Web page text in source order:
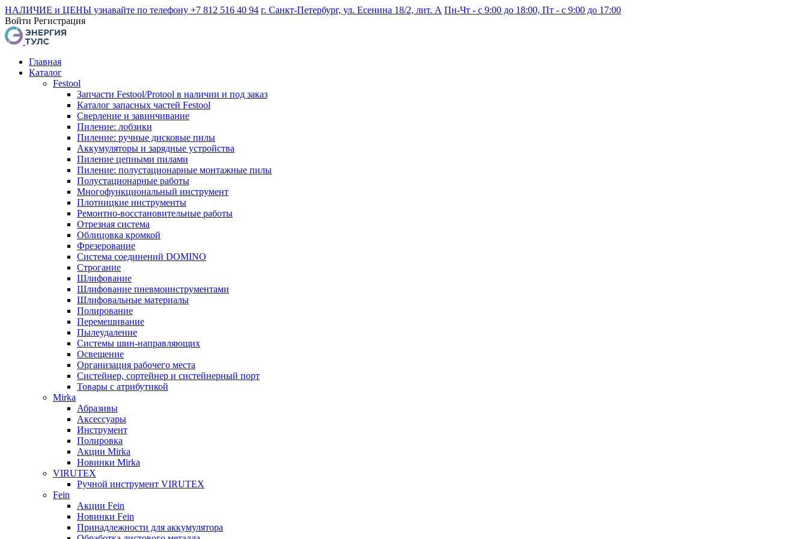
НАЛИЧИЕ и ЦЕНЫ узнавайте по телефону +7 812 516 40 94 г. Санкт-Петербург, ул. Есенина 18/2, лит. А Пн-Чт - с 9:00 до 18:00, Пт - с 9:00 до 17:00
Войти Регистрация
Главная
Каталог
Festool
Запчасти Festool/Protool в наличии и под заказ
Каталог запасных частей Festool
Сверление и завинчивание
Пиление: лобзики
Пиление: ручные дисковые пилы
Аккумуляторы и зарядные устройства
Пиление цепными пилами
Пиление: полустационарные монтажные пилы
Полустационарные работы
Многофункциональный инструмент
Плотницкие инструменты
Ремонтно-восстановительные работы
Отрезная система
Облицовка кромкой
Фрезерование
Система соединений DOMINO
Строгание
Шлифование
Шлифование пневмоинструментами
Шлифовальные материалы
Полирование
Перемешивание
Пылеудаление
Системы шин-направляющих
Освещение
Организация рабочего места
Систейнер, сортейнер и систейнерный порт
Товары с атрибутикой
Mirka
Абразивы
Аксессуары
Инструмент
Полировка
Акции Mirka
Новинки Mirka
VIRUTEX
Ручной инструмент VIRUTEX
Fein
Акции Fein
Новинки Fein
Принадлежности для аккумулятора